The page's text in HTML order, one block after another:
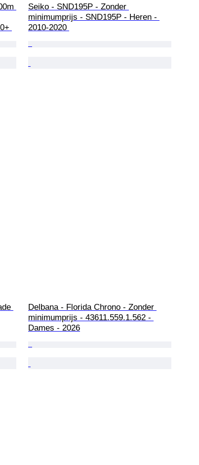
Seiko - SND195P - Zonder
minimumprijs - SND195P - Heren -
2010-2020
Delbana - Florida Chrono - Zonder
minimumprijs - 43611.559.1.562 -
Dames - 2026